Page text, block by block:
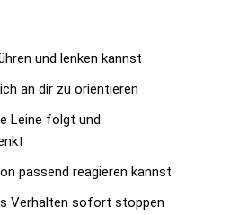
und lenken kannst
an dir zu orientieren
Leine folgt und
passend reagieren kannst
Verhalten sofort stoppen